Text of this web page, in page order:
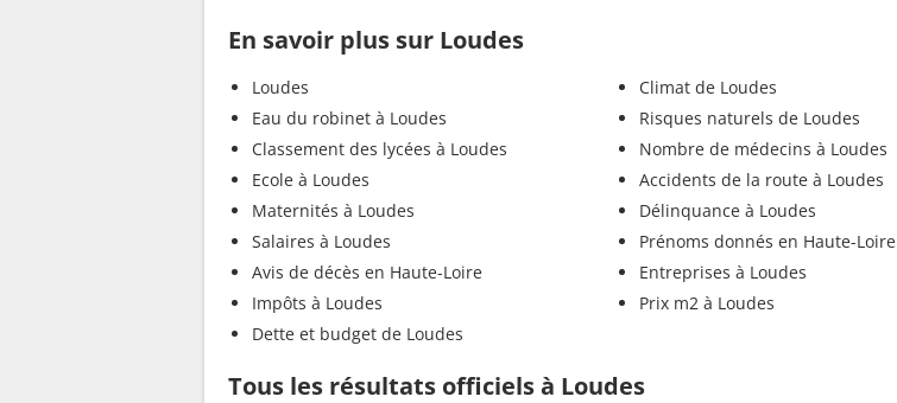
En savoir plus sur Loudes
Loudes
Eau du robinet à Loudes
Classement des lycées à Loudes
Ecole à Loudes
Maternités à Loudes
Salaires à Loudes
Avis de décès en Haute-Loire
Impôts à Loudes
Dette et budget de Loudes
Climat de Loudes
Risques naturels de Loudes
Nombre de médecins à Loudes
Accidents de la route à Loudes
Délinquance à Loudes
Prénoms donnés en Haute-Loire
Entreprises à Loudes
Prix m2 à Loudes
Tous les résultats officiels à Loudes